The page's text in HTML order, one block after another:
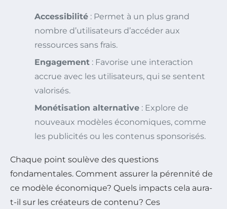
Accessibilité : Permet à un plus grand
nombre d’utilisateurs d’accéder aux
ressources sans frais.
Engagement : Favorise une interaction
accrue avec les utilisateurs, qui se sentent
valorisés.
Monétisation alternative : Explore de
nouveaux modèles économiques, comme
les publicités ou les contenus sponsorisés.
Chaque point soulève des questions
fondamentales. Comment assurer la pérennité de
ce modèle économique? Quels impacts cela aura-
t-il sur les créateurs de contenu? Ces